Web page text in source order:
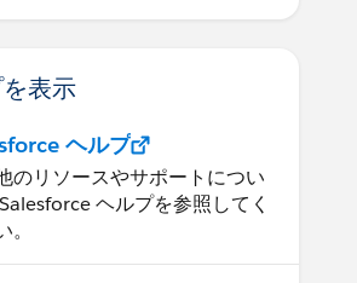
表示
ヘルプ
のリソースやサポートについ
ヘルプを参照してく